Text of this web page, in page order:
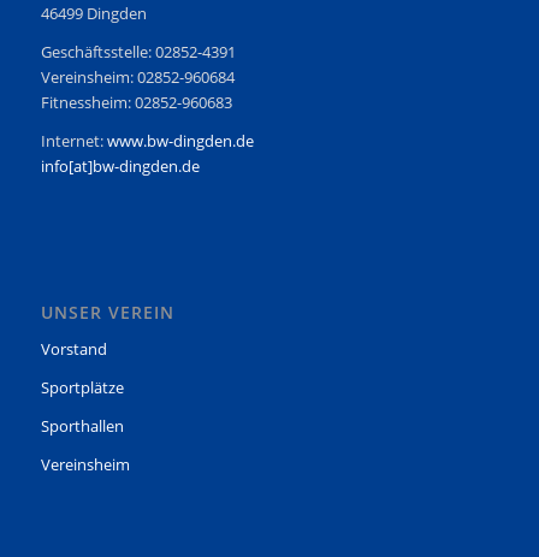
46499 Dingden
Geschäftsstelle: 02852-4391
Vereinsheim: 02852-960684
Fitnessheim: 02852-960683
Internet:www.bw-dingden.de
info[at]bw-dingden.de
UNSER VEREIN
Vorstand
Sportplätze
Sporthallen
Vereinsheim